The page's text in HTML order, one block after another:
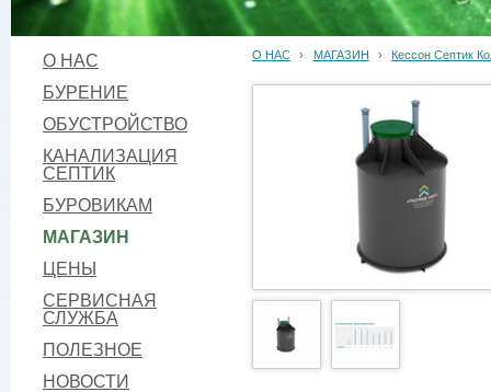
О НАС
БУРЕНИЕ
ОБУСТРОЙСТВО
КАНАЛИЗАЦИЯ
СЕПТИК
БУРОВИКАМ
МАГАЗИН
ЦЕНЫ
СЕРВИСНАЯ
СЛУЖБА
ПОЛЕЗНОЕ
НОВОСТИ
О НАС › МАГАЗИН › Кессон Септик